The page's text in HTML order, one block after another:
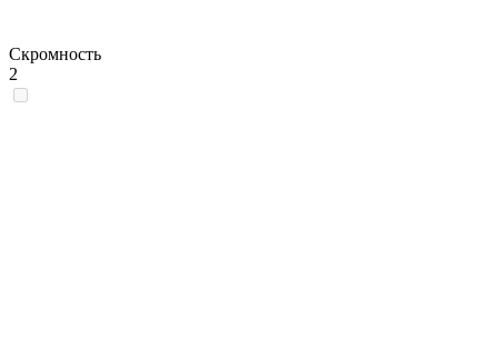
Скромность
2